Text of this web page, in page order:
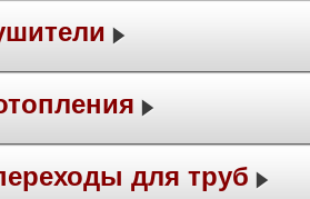
для труб